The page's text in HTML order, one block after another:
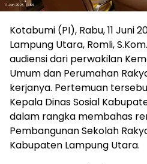
Kotabumi (PI), Rabu, 11 Juni
Lampung Utara, Romli,
audiensi dari perwakilan
Umum dan Perumahan
kerjanya. Pertemuan
Kepala Dinas Sosial
dalam rangka membahas
Pembangunan Sekolah
Kabupaten Lampung Utara.